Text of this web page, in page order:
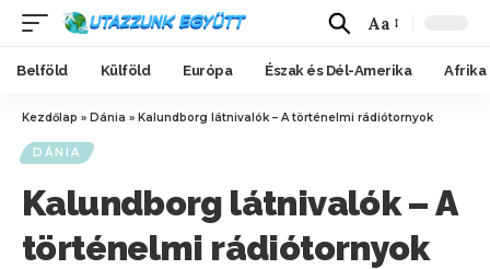
Aa
Belföld Külföld Európa Észak és Dél-Amerika Afrika
Kezdőlap » Dánia » Kalundborg látnivalók – A történelmi rádiótornyok
DÁNIA
Kalundborg látnivalók – A
történelmi rádiótornyok